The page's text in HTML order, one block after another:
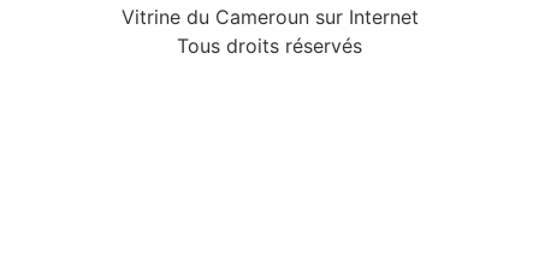
Vitrine du Cameroun sur Internet
Tous droits réservés